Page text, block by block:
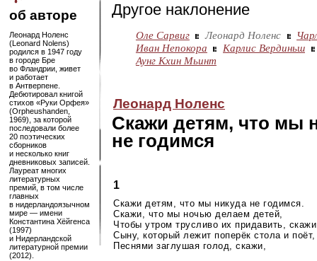
об авторе
Леонард Ноленс
(Leonard Nolens)
родился в 1947 году
в городе Бре
во Фландрии, живет
и работает
в Антверпене.
Дебютировал книгой
стихов «Руки Орфея»
(Orpheushanden,
1969), за которой
последовали более
20 поэтических
сборников
и несколько книг
дневниковых записей.
Лауреат многих
литературных
премий, в том числе
главных
в нидерландоязычном
мире — имени
Константина Хёйгенса
(1997)
и Нидерландской
литературной премии
(2012).
Другое наклонение
Оле Сарвиг Леонард Ноленс
Иван Непокора
Карлис Вердиньш
Аунг Кхин Мьинт
Леонард Ноленс
Скажи детям, что мы
не годимся
1
Скажи детям, что мы никуда не годимся.
Скажи, что мы ночью делаем детей,
Чтобы утром трусливо их придавить, скажи
Сыну, который лежит поперёк стола и поёт,
Песнями заглушая голод, скажи,